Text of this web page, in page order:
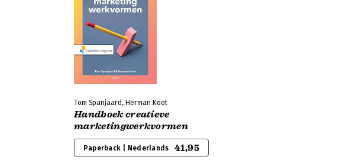
Tom Spanjaard, Herman Koot
Handboek creatieve
marketingwerkvormen
Paperback | Nederlands 41,95